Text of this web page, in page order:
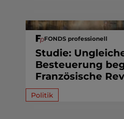
FONDS professionell
Studie:
Besteuerung
Französische
Politik